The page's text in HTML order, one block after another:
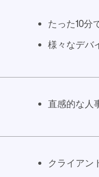
たった10分
様々なデバ
直感的な人
クライアン